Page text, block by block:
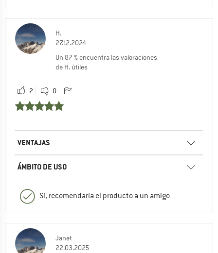
H.
27.12.2024
Un 87 % encuentra las valoraciones
de H. útiles
2 0
VENTAJAS
ÁMBITO DE USO
Sí, recomendaría el producto a un amigo
Janet
22.03.2025